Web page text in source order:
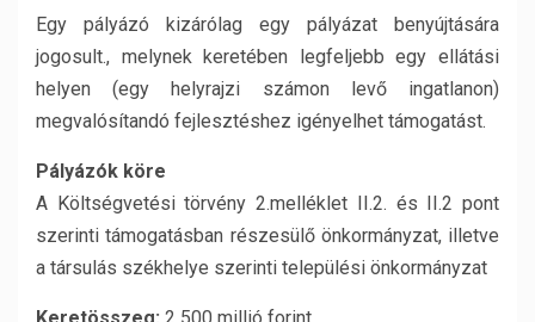
Egy pályázó kizárólag egy pályázat benyújtására
jogosult., melynek keretében legfeljebb egy ellátási
helyen (egy helyrajzi számon levő ingatlanon)
megvalósítandó fejlesztéshez igényelhet támogatást.
Pályázók köre
A Költségvetési törvény 2.melléklet II.2. és II.2 pont
szerinti támogatásban részesülő önkormányzat, illetve
a társulás székhelye szerinti települési önkormányzat